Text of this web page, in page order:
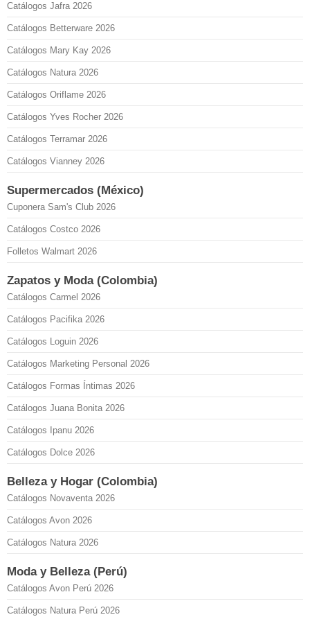
Catálogos Jafra 2026
Catálogos Betterware 2026
Catálogos Mary Kay 2026
Catálogos Natura 2026
Catálogos Oriflame 2026
Catálogos Yves Rocher 2026
Catálogos Terramar 2026
Catálogos Vianney 2026
Supermercados (México)
Cuponera Sam's Club 2026
Catálogos Costco 2026
Folletos Walmart 2026
Zapatos y Moda (Colombia)
Catálogos Carmel 2026
Catálogos Pacifika 2026
Catálogos Loguin 2026
Catálogos Marketing Personal 2026
Catálogos Formas Íntimas 2026
Catálogos Juana Bonita 2026
Catálogos Ipanu 2026
Catálogos Dolce 2026
Belleza y Hogar (Colombia)
Catálogos Novaventa 2026
Catálogos Avon 2026
Catálogos Natura 2026
Moda y Belleza (Perú)
Catálogos Avon Perú 2026
Catálogos Natura Perú 2026